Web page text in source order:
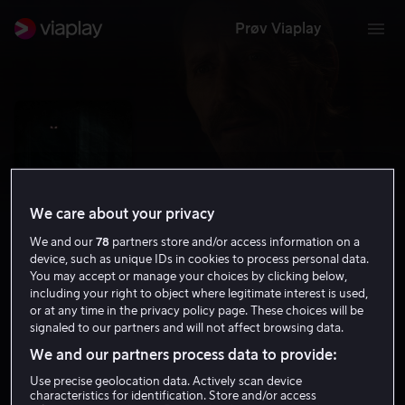
Prøv Viaplay
5.5 Thriller Grøsser 2019 1 t 19 min
15 år
HD
We care about your privacy
We and our78 partners store and/or access information on a
device, such as unique IDs in cookies to process personal data.
You may accept or manage your choices by clicking below,
including your right to object where legitimate interest is used,
or at any time in the privacy policy page. These choices will be
signaled to our partners and will not affect browsing data.
We and our partners process data to provide:
Use precise geolocation data. Actively scan device
characteristics for identification. Store and/or access